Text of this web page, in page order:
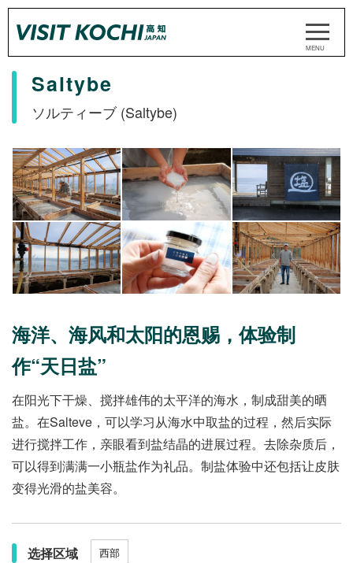
Saltybe
ソルティーブ (Saltybe)
海洋、海风和太阳的恩赐，体验制
作“天日盐”
在阳光下干燥、搅拌雄伟的太平洋的海水，制成甜美的晒
盐。在Salteve，可以学习从海水中取盐的过程，然后实际
进行搅拌工作，亲眼看到盐结晶的进展过程。去除杂质后，
可以得到满满一小瓶盐作为礼品。制盐体验中还包括让皮肤
变得光滑的盐美容。
选择区域 西部